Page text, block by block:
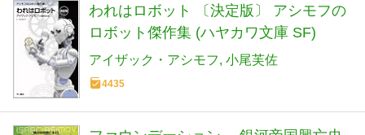
われはロボット 〔決定版〕 アシモフの
ロボット傑作集 (ハヤカワ文庫 SF)
アイザック・アシモフ 小尾芙佐
4435